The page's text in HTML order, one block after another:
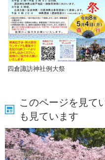
四倉諏訪神社例大祭
このページを見て
も見ています